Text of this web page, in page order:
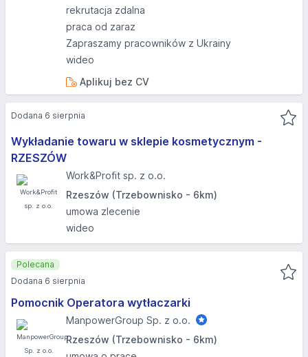
rekrutacja zdalna
praca od zaraz
Zapraszamy pracowników z Ukrainy
wideo
Aplikuj bez CV
Wykładanie towaru w sklepie kosmetycznym -
RZESZÓW
Work&Profit sp. z o.o.
Rzeszów (Trzebownisko - 6km)
umowa zlecenie
wideo
Dodana 6 sierpnia
Pomocnik Operatora wytłaczarki
ManpowerGroup Sp. z o.o.
Rzeszów (Trzebownisko - 6km)
Polecana
Dodana 6 sierpnia